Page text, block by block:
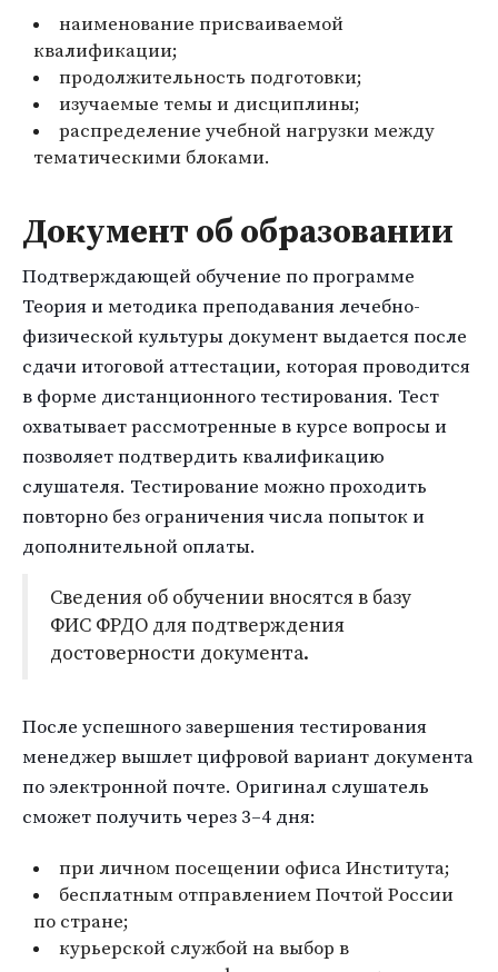
наименование присваиваемой
квалификации;
продолжительность подготовки;
изучаемые темы и дисциплины;
распределение учебной нагрузки между
тематическими блоками.
Документ об образовании
Подтверждающей обучение по программе
Теория и методика преподавания лечебно-
физической культуры документ выдается после
сдачи итоговой аттестации, которая проводится
в форме дистанционного тестирования. Тест
охватывает рассмотренные в курсе вопросы и
позволяет подтвердить квалификацию
слушателя. Тестирование можно проходить
повторно без ограничения числа попыток и
дополнительной оплаты.
Сведения об обучении вносятся в базу
ФИС ФРДО для подтверждения
достоверности документа.
После успешного завершения тестирования
менеджер вышлет цифровой вариант документа
по электронной почте. Оригинал слушатель
сможет получить через 3–4 дня:
при личном посещении офиса Института;
бесплатным отправлением Почтой России
по стране;
курьерской службой на выбор в